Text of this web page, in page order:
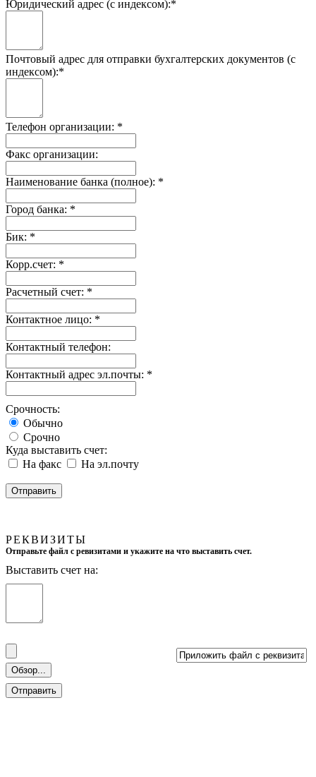
Юридический адрес (с индексом):*
Почтовый адрес для отправки бухгалтерских документов (с
индексом):*
Телефон организации: *
Факс организации:
Наименование банка (полное): *
Город банка: *
Бик: *
Корр.счет: *
Расчетный счет: *
Контактное лицо: *
Контактный телефон:
Контактный адрес эл.почты: *
Срочность:
Обычно
Срочно
Куда выставить счет:
На факс
На эл.почту
РЕКВИЗИТЫ
Отправьте файл с ревизитами и укажите на что выставить счет.
Выставить счет на: